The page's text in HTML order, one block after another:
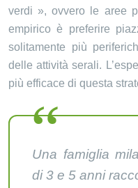
verdi », ovvero le aree
empirico è preferire
solitamente più
delle attività serali.
più efficace di questa
Una famiglia
di 3 e 5 anni